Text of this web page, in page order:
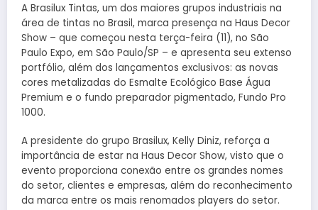
A Brasilux Tintas, um dos maiores grupos industriais na
área de tintas no Brasil, marca presença na Haus Decor
Show – que começou nesta terça-feira (11), no São
Paulo Expo, em São Paulo/SP – e apresenta seu extenso
portfólio, além dos lançamentos exclusivos: as novas
cores metalizadas do Esmalte Ecológico Base Água
Premium e o fundo preparador pigmentado, Fundo Pro
1000.
A presidente do grupo Brasilux, Kelly Diniz, reforça a
importância de estar na Haus Decor Show, visto que o
evento proporciona conexão entre os grandes nomes
do setor, clientes e empresas, além do reconhecimento
da marca entre os mais renomados players do setor.